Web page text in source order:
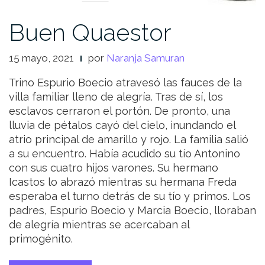
Buen Quaestor
15 mayo, 2021 por Naranja Samuran
Trino Espurio Boecio atravesó las fauces de la
villa familiar lleno de alegría. Tras de sí, los
esclavos cerraron el portón. De pronto, una
lluvia de pétalos cayó del cielo, inundando el
atrio principal de amarillo y rojo. La familia salió
a su encuentro. Había acudido su tío Antonino
con sus cuatro hijos varones. Su hermano
Icastos lo abrazó mientras su hermana Freda
esperaba el turno detrás de su tío y primos. Los
padres, Espurio Boecio y Marcia Boecio, lloraban
de alegría mientras se acercaban al
primogénito.